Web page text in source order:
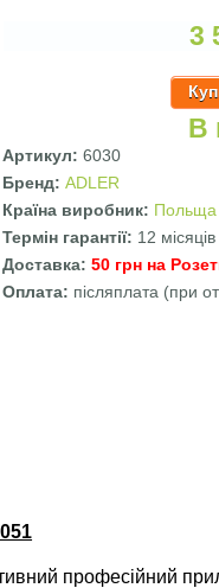
3
В
Артикул:6030
Бренд:ADLER
Країна виробник: Польща
Термін гарантії: 12
Доставка:50 грн на
Оплата: післяплата (при
професійний